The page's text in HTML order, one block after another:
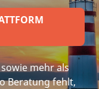
mehr als
Beratung fehlt,